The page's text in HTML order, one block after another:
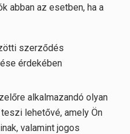
abban az esetben, ha a
szerződés
érdekében
alkalmazandó olyan
lehetővé, amely Ön
valamint jogos